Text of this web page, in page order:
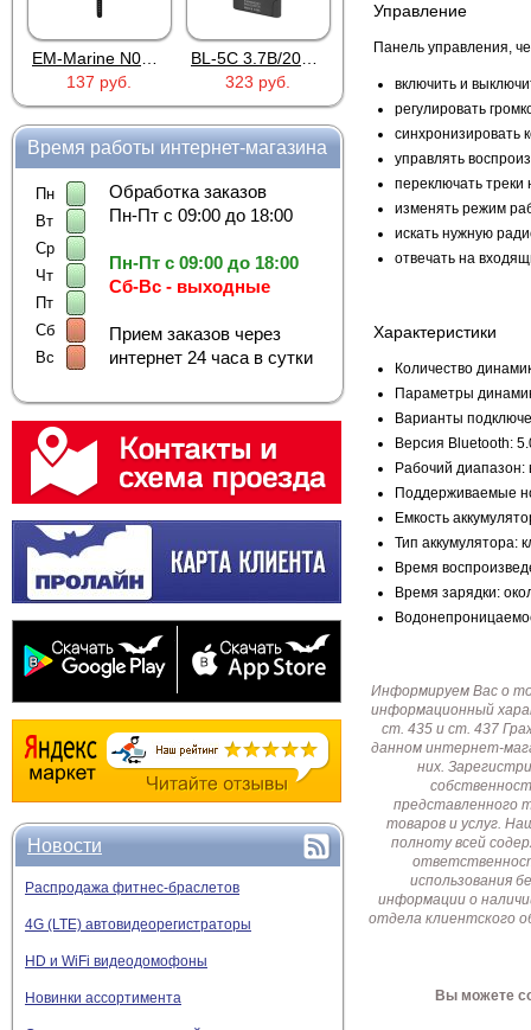
137 руб.
323 руб.
Proline PR-HPT615TY
6 137 руб.
Время работы интернет-магазина
Пн
Вт
Ср
Чт
Пт
Сб
Вс
Обработка заказов
Пн-Пт с 09:00 до 18:00
Пн-Пт с 09:00 до 18:00
Сб-Вс - выходные
Прием заказов через
интернет 24 часа в сутки
Новости
Распродажа фитнес-браслетов
4G (LTE) автовидеорегистраторы
HD и WiFi видеодомофоны
Новинки ассортимента
Управление
Панель управления,
включить и
регулировать
синхронизировать
управлять
переключать треки
изменять режим
искать нужную
отвечать на
Характеристики
Количество
Параметры
Варианты
Версия Bluetooth:
Рабочий диапазон:
Поддерживаемые
Емкость
Тип аккумулятора:
Время
Время зарядки:
Информируем Вас о
информационный
ст. 435 и ст. 437
данном интернет-
них.
представленного
товаров и услуг.
полноту всей
использования
информации о
отдела клиентского
Вы можете